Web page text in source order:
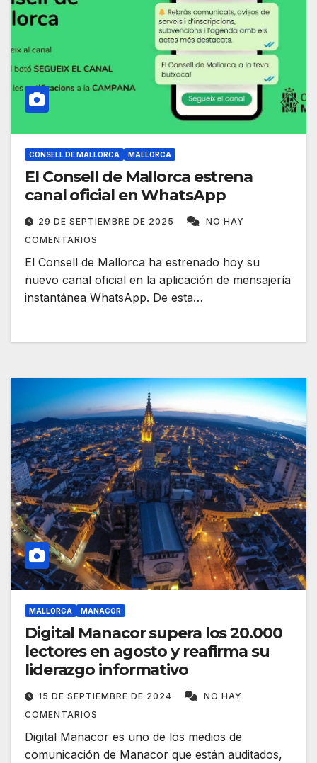
CONSELL DE MALLORCA MALLORCA
El Consell de Mallorca estrena
canal oficial en WhatsApp
29 DE SEPTIEMBRE DE 2025
NO HAY
COMENTARIOS
El Consell de Mallorca ha estrenado hoy su
nuevo canal oficial en la aplicación de mensajería
instantánea WhatsApp. De esta…
MALLORCA MANACOR
Digital Manacor supera los 20.000
lectores en agosto y reafirma su
liderazgo informativo
15 DE SEPTIEMBRE DE 2024
NO HAY
COMENTARIOS
Digital Manacor es uno de los medios de
comunicación de Manacor que están auditados,